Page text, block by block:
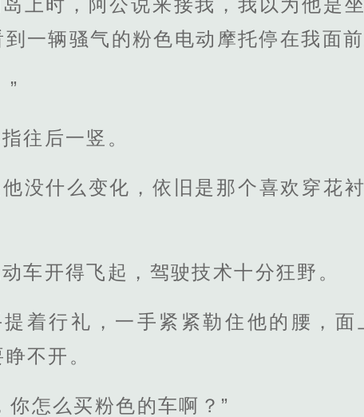
一辆骚气的粉色电动摩托停在我面前
”
往后一竖。
没什么变化，依旧是那个喜欢穿花
车开得飞起，驾驶技术十分狂野。
着行礼，一手紧紧勒住他的腰，
不开。
你怎么买粉色的车啊？”